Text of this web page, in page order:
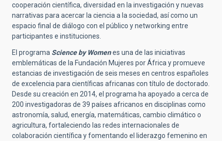
cooperación científica, diversidad en la investigación y nuevas
narrativas para acercar la ciencia a la sociedad, así como un
espacio final de diálogo con el público y networking entre
participantes e instituciones.
El programa Science by Womenes una de las iniciativas
emblemáticas de la Fundación Mujeres por África y promueve
estancias de investigación de seis meses en centros españoles
de excelencia para científicas africanas con título de doctorado.
Desde su creación en 2014, el programa ha apoyado a cerca de
200 investigadoras de 39 países africanos en disciplinas como
astronomía, salud, energía, matemáticas, cambio climático o
agricultura, fortaleciendo las redes internacionales de
colaboración científica y fomentando el liderazgo femenino en